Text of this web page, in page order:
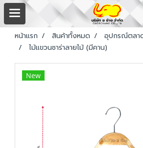
หน้าแรก สินค้าทั้งหมด อุปกรณ์ตลา
ไม้แขวนซาร่าลายไม้ (มีคาน)
New